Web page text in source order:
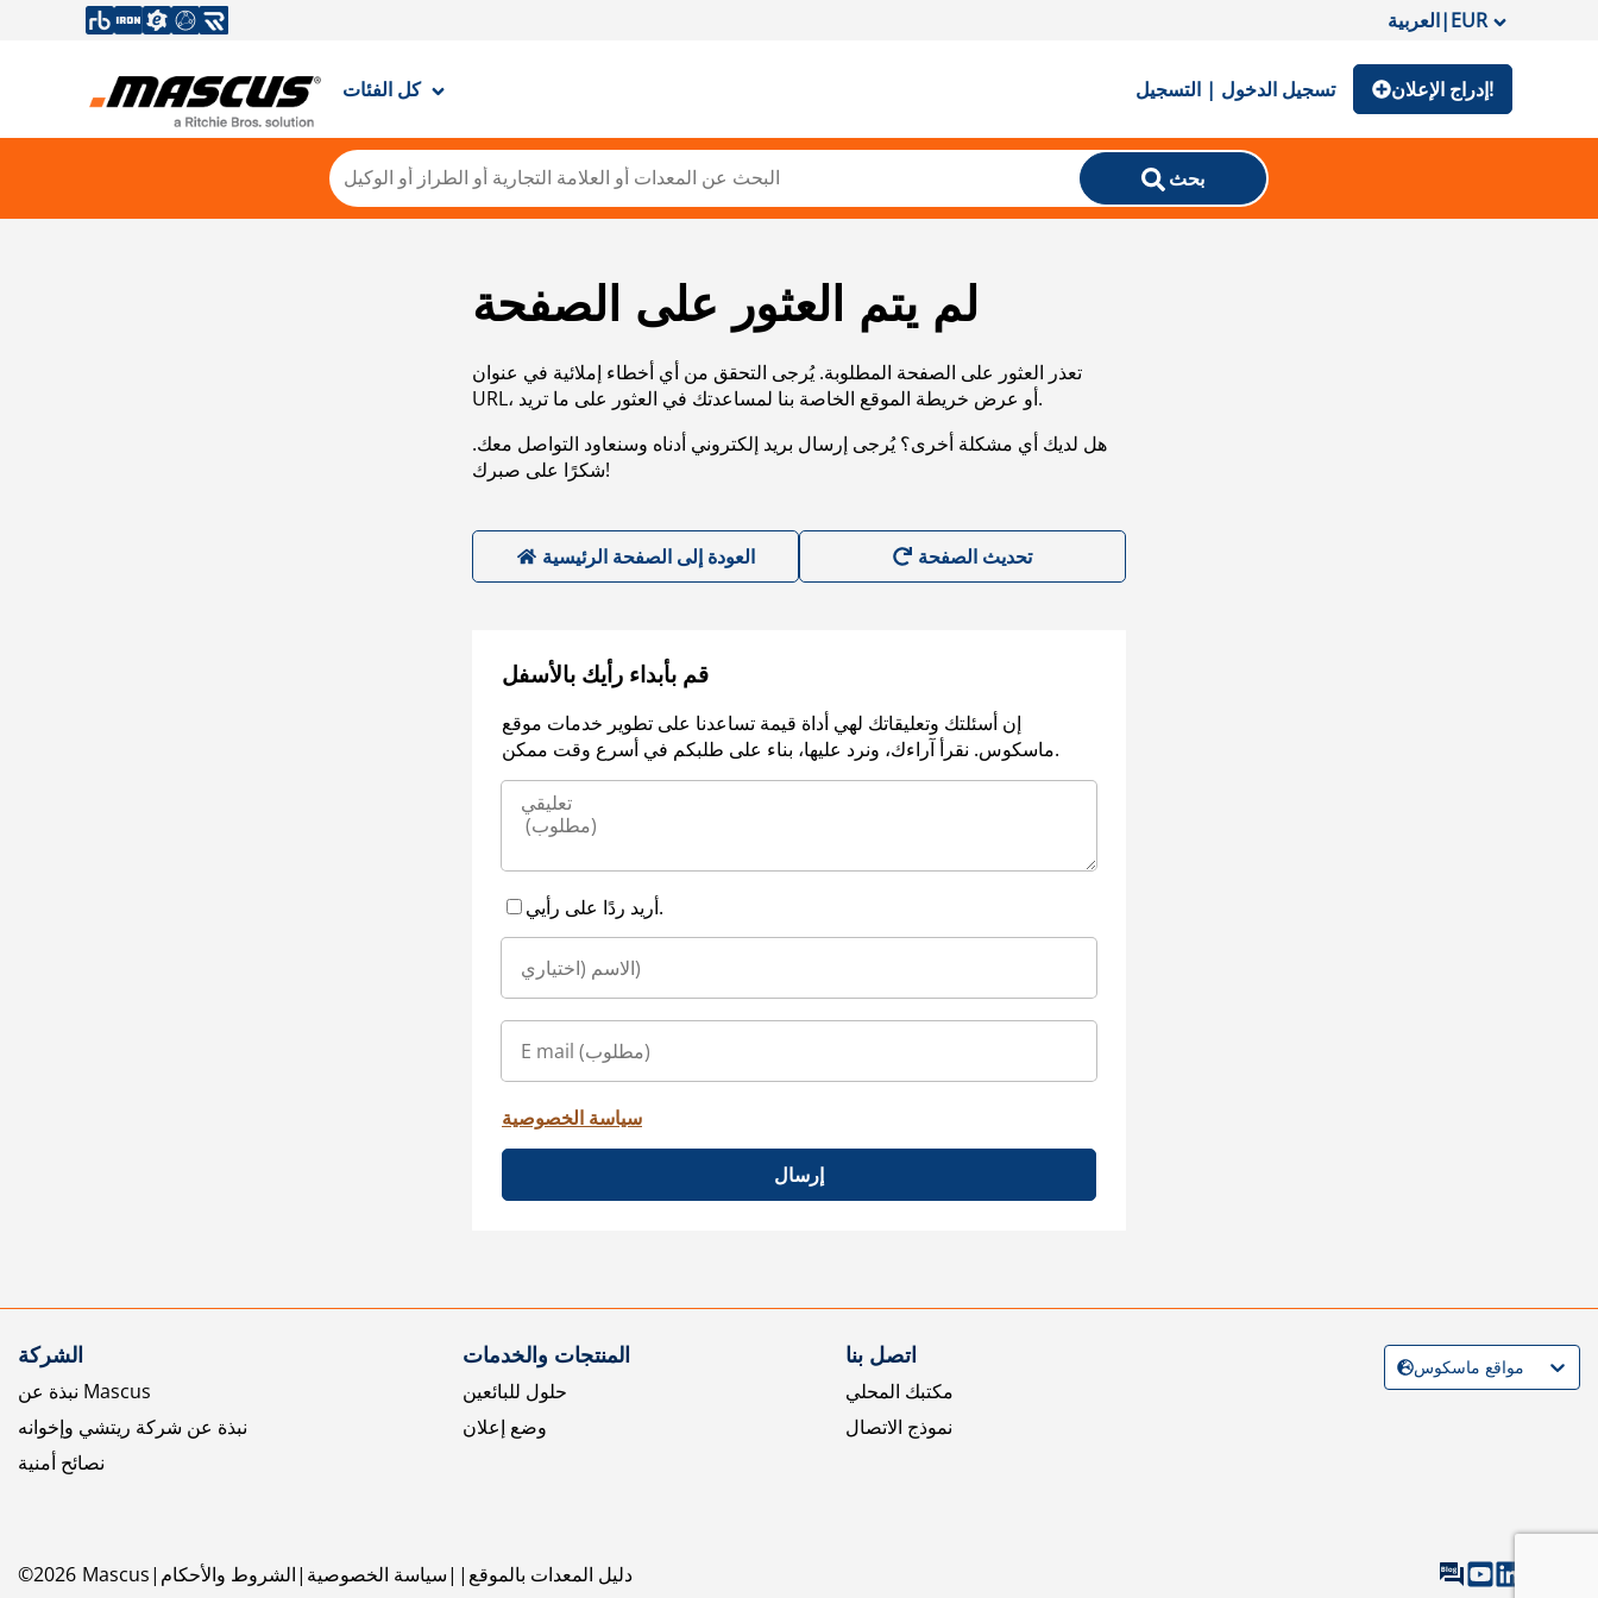
العربية|EUR
كل الفئات تسجيل الدخول | التسجيل إدراج الإعلان!
بحث
لم يتم العثور على الصفحة
تعذر العثور على الصفحة المطلوبة. يُرجى التحقق من أي أخطاء إملائية في عنوان
URL، أو عرض خريطة الموقع الخاصة بنا لمساعدتك في العثور على ما تريد.
هل لديك أي مشكلة أخرى؟ يُرجى إرسال بريد إلكتروني أدناه وسنعاود التواصل معك.
شكرًا على صبرك!
العودة إلى الصفحة الرئيسية
قم بأبداء رأيك بالأسفل
إن أسئلتك وتعليقاتك لهي أداة قيمة تساعدنا على تطوير خدمات موقع
ماسكوس. نقرأ آراءك، ونرد عليها، بناء على طلبكم في أسرع وقت ممكن.
أريد ردًا على رأيي.
سياسة الخصوصية
إرسال
الشركة
نبذة عن Mascus
نبذة عن شركة ريتشي وإخوانه
نصائح أمنية
المنتجات والخدمات
حلول للبائعين
وضع إعلان
اتصل بنا
مكتبك المحلي
نموذج الاتصال
©2026 Mascus الشروط والأحكام سياسة الخصوصية دليل المعدات بالموقع
مواقع ماسكوس